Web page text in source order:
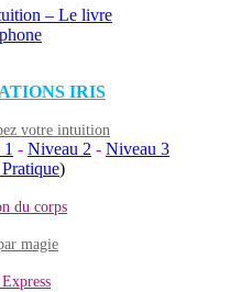
– Le livre
IRIS
votre intuition
- Niveau 2 - Niveau 3
)
du corps
magie